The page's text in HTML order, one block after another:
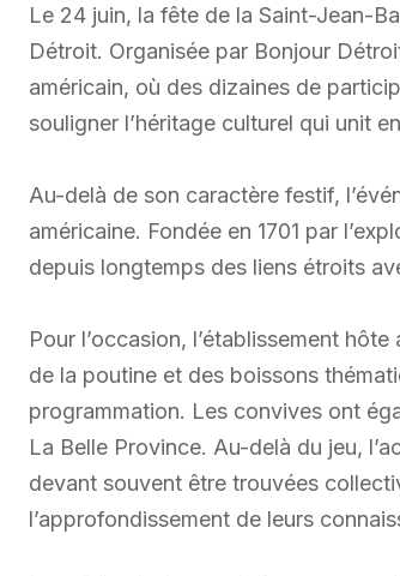
Le 24 juin, la fête de la Saint-Jean-
Détroit. Organisée par Bonjour
américain, où des dizaines de
souligner l’héritage culturel qui unit
Au-delà de son caractère festif,
américaine. Fondée en 1701 par
depuis longtemps des liens étroits
Pour l’occasion, l’établissement
de la poutine et des boissons
programmation. Les convives ont
La Belle Province. Au-delà du jeu,
devant souvent être trouvées
l’approfondissement de leurs